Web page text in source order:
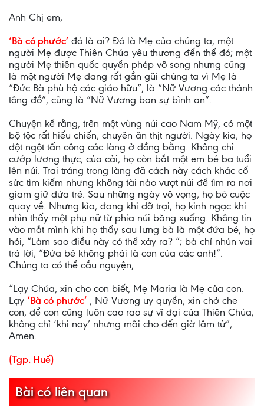
Anh Chị em,
‘Bà có phước’ đó là ai? Đó là Mẹ của chúng ta, một
người Mẹ được Thiên Chúa yêu thương đến thế đó; một
người Mẹ thiên quốc quyền phép vô song nhưng cũng
là một người Mẹ đang rất gần gũi chúng ta vì Mẹ là
“Đức Bà phù hộ các giáo hữu”, là “Nữ Vương các thánh
tông đồ”, cũng là “Nữ Vương ban sự bình an”.
Chuyện kể rằng, trên một vùng núi cao Nam Mỹ, có một
bộ tộc rất hiếu chiến, chuyên ăn thịt người. Ngày kia, họ
đột ngột tấn công các làng ở đồng bằng. Không chỉ
cướp lương thực, của cải, họ còn bắt một em bé ba tuổi
lên núi. Trai tráng trong làng đã cách này cách khác cố
sức tìm kiếm nhưng không tài nào vượt núi để tìm ra nơi
giam giữ đứa trẻ. Sau những ngày vô vọng, họ bỏ cuộc
quay về. Nhưng kìa, đang khi dỡ trại, họ kinh ngạc khi
nhìn thấy một phụ nữ từ phía núi băng xuống. Không tin
vào mắt mình khi họ thấy sau lưng bà là một đứa bé, họ
hỏi, “Làm sao điều này có thể xảy ra? ”; bà chỉ nhún vai
trả lời, “Đứa bé không phải là con của các anh!”.
Chúng ta có thể cầu nguyện,
“Lạy Chúa, xin cho con biết, Mẹ Maria là Mẹ của con.
Lạy ‘Bà có phước’ , Nữ Vương uy quyền, xin chở che
con, để con cũng luôn cao rao sự vĩ đại của Thiên Chúa;
không chỉ ‘khi nay’ nhưng mãi cho đến giờ lâm tử”,
Amen.
(Tgp. Huế)
Bài có liên quan